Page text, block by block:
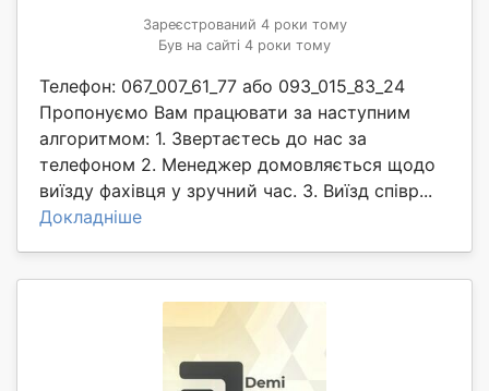
Зареєстрований 4 роки тому
Був на сайті 4 роки тому
Телефон: 067_007_61_77 або 093_015_83_24
Пропонуємо Вам працювати за наступним
алгоритмом: 1. Звертаєтесь до нас за
телефоном 2. Менеджер домовляється щодо
виїзду фахівця у зручний час. 3. Виїзд співр...
Докладніше